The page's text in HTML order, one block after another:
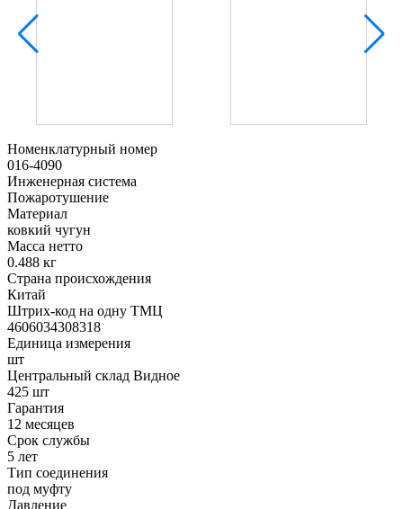
Номенклатурный номер
016-4090
Инженерная система
Пожаротушение
Материал
ковкий чугун
Масса нетто
0.488 кг
Страна происхождения
Китай
Штрих-код на одну ТМЦ
4606034308318
Единица измерения
шт
Центральный склад Видное
425 шт
Гарантия
12 месяцев
Срок службы
5 лет
Тип соединения
под муфту
Давление